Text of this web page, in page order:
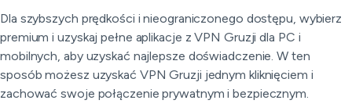
Dla szybszych prędkości i nieograniczonego dostępu, wybierz
premium i uzyskaj pełne aplikacje z VPN Gruzji dla PC i
mobilnych, aby uzyskać najlepsze doświadczenie. W ten
sposób możesz uzyskać VPN Gruzji jednym kliknięciem i
zachować swoje połączenie prywatnym i bezpiecznym.